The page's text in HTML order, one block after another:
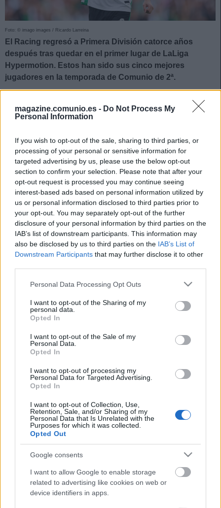
magazine.comunio.es - Do Not Process My
Personal Information
If you wish to opt-out of the sale, sharing to third parties, or
processing of your personal or sensitive information for
targeted advertising by us, please use the below opt-out
section to confirm your selection. Please note that after your
opt-out request is processed you may continue seeing
interest-based ads based on personal information utilized by
us or personal information disclosed to third parties prior to
your opt-out. You may separately opt-out of the further
disclosure of your personal information by third parties on the
IAB’s list of downstream participants. This information may
also be disclosed by us to third parties on the IAB’s List of
Downstream Participants that may further disclose it to other
Please note that this website/app uses one or more Google
not limited to your visit or usage behaviour. You may click to
grant or deny consent to Google and its third-party tags to
use your data for below specified purposes in below Google
consent section.
Personal Data Processing Opt Outs
I want to opt-out of the Sharing of my
personal data.
Opted In
I want to opt-out of the Sale of my
Personal Data.
Opted In
I want to opt-out of processing my
Personal Data for Targeted Advertising.
Opted In
I want to opt-out of Collection, Use,
Retention, Sale, and/or Sharing of my
Personal Data that Is Unrelated with the
Purposes for which it was collected.
Opted Out
Google consents
I want to allow Google to enable storage
related to advertising like cookies on web or
device identifiers in apps.
Foto: © imago images / Ricardo Larreina
El Racing regresó a Primera División catorce años
después tras quedar en el primer lugar de LaLiga
Hypermotion. Estos han sido sus cinco mejores
jugadores en la temporada de Comunio de 2ª.
5. Gustavo Puerta (Centrocampista, 182 puntos)
El centrocampista colombiano, convocado por su selección
ascenso racinguista a Primera por su trabajo en la medular.
Puerta disputó 32 partidos ligueros en los que marcó 3
goles y repartió una asistencia, sumando 182 puntos
Comunio. El medio cafetero destacó por sus estadísticas
defensivas de 5,9 balones recuperados y 5,2 duelos
ganados por encuentro.
4. Peio Canales (Centrocampista, 205 puntos)
El Athletic cedió al joven mediocentro al conjunto cántabro
para que se fogueara en Segunda División y la jugada le
salió a la perfección, ya que fue uno de los mejores
centrocampistas de la temporada en la categoría de
35 partidos en los que anotó 6 goles y repartió 9
asistencias, para un total de 205 puntos Comunio.
3. Asier Villalibre (Delantero, 210 puntos)
por el Alavés y ha marcado diferencias con sus goles en
LaLiga HYPERMOTION. En 31 partidos ligueros (14 cómo
perderse más de un mes de competición por una lesión.
El ‘Búfalo’, quien seguirá en Primera con los cántabros
(tenía una cláusula obligatoria de compra en caso de
ascenso), acabó el curso con 210 puntos en Comunio de
Arabia Saudí en el Mundial 2026: ¿Cuál será su once